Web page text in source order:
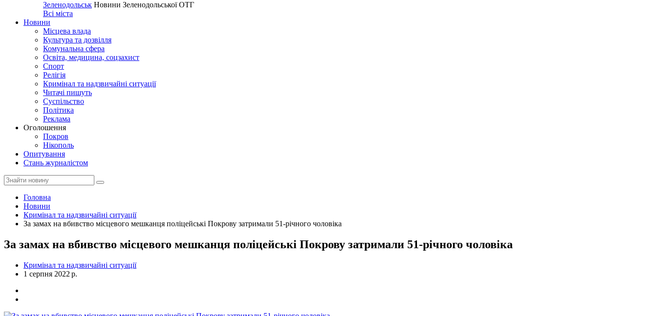
Зеленодольськ Новини Зеленодольської ОТГ
Всі міста
Новини
Місцева влада
Культура та дозвілля
Комунальна сфера
Освіта, медицина, соцзахист
Спорт
Релігія
Кримінал та надзвичайні ситуації
Читачі пишуть
Суспільство
Політика
Реклама
Оголошення
Покров
Нікополь
Опитування
Стань журналістом
Головна
Новини
Кримінал та надзвичайні ситуації
За замах на вбивство місцевого мешканця поліцейські Покрову затримали 51-річного чоловіка
За замах на вбивство місцевого мешканця поліцейські Покрову затримали 51-річного чоловіка
Кримінал та надзвичайні ситуації
1 серпня 2022 р.